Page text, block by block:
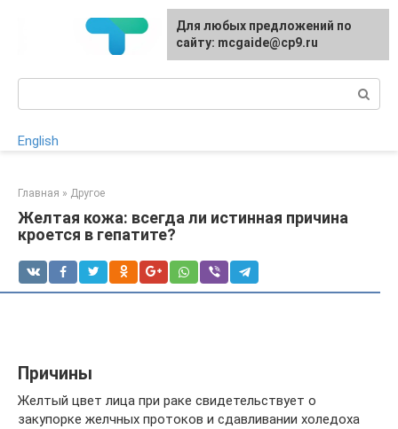
English
Главная » Другое
Желтая кожа: всегда ли истинная причина
кроется в гепатите?
Причины
Желтый цвет лица при раке свидетельствует о
закупорке желчных протоков и сдавливании холедоха
Для любых предложений по
сайту: mcgaide@cp9.ru